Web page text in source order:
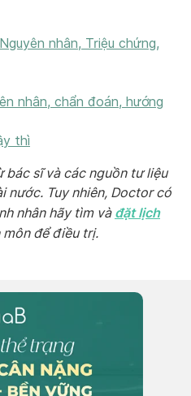
nhân, Triệu chứng,
nhân, chẩn đoán, hướng
thì
sĩ và các nguồn tư liệu
nước. Tuy nhiên, Doctor có
nhân hãy tìm và đặt lịch
để điều trị.